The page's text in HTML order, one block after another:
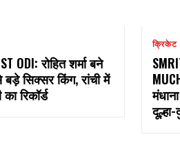
ODI: रोहित शर्मा बने
सिक्सर किंग, रांची में
रिकॉर्ड
क्रिकेट